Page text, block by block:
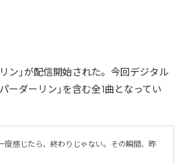
ン」が配信開始された。今回デジタル
ーダーリン」を含む全1曲となってい
度感じたら、終わりじゃない。その瞬間、昨